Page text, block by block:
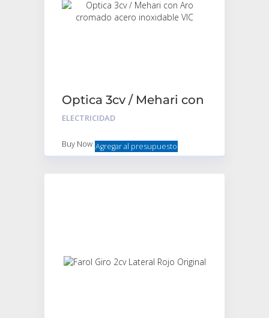
Optica 3cv / Mehari con
Aro cromado acero
ELECTRICIDAD
Buy Now Agregar al presupuesto